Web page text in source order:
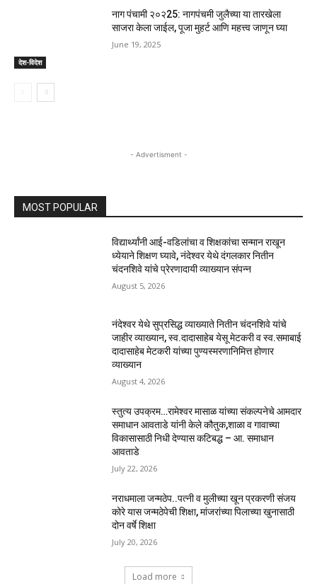
देश-विदेश
नाग पंचामी २०२25: नागपंचमी जुलैच्या या तारखेला
साजरा केला जाईल, पूजा मुहर्ट आणि महत्त्व जाणून घ्या
June 19, 2025
- Advertisment -
MOST POPULAR
विद्यार्थ्यांनी आई-वडिलांचा व शिक्षकांचा सन्मान राखून
ध्येयाने शिक्षण घ्यावे, नंदेश्वर येथे दंगलकार नितीन
चंदनशिवे यांचे प्रेरणादायी व्याख्यान संपन्न
August 5, 2026
नंदेश्वर येथे सुप्रसिद्ध व्याख्याते नितीन चंदनशिवे यांचे
जाहीर व्याख्यान, स्व.दादासाहेब येसू मेटकरी व स्व.समाबाई
दादासाहेब मेटकरी यांच्या पुण्यस्मरणानिमित्त होणार
व्याख्यान
August 4, 2026
स्तुत्य उपक्रम…रामेश्वर मासाळ यांच्या संकल्पनेचे आमदार
समाधान आवताडे यांनी केले कौतुक,शाळा व गावाच्या
विकासासाठी निधी देण्यास कटिबद्ध – आ. समाधान
आवताडे
July 22, 2026
नराधमाला जन्मठेप..पत्नी व मुलीच्या खून प्रकरणी संजय
कोरे यास जन्मठेपेची शिक्षा, मांजरांच्या पिलाच्या खुनासाठी
दोन वर्षे शिक्षा
July 20, 2026
Load more